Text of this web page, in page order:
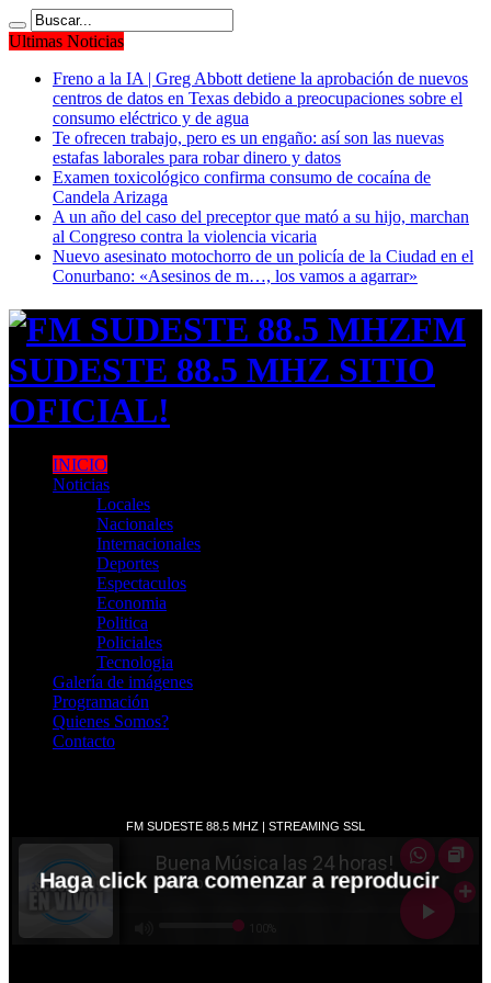
Ultimas Noticias
Freno a la IA | Greg Abbott detiene la aprobación de nuevos
centros de datos en Texas debido a preocupaciones sobre el
consumo eléctrico y de agua
Te ofrecen trabajo, pero es un engaño: así son las nuevas
estafas laborales para robar dinero y datos
Examen toxicológico confirma consumo de cocaína de
Candela Arizaga
A un año del caso del preceptor que mató a su hijo, marchan
al Congreso contra la violencia vicaria
Nuevo asesinato motochorro de un policía de la Ciudad en el
Conurbano: «Asesinos de m…, los vamos a agarrar»
FM
SUDESTE 88.5 MHZ SITIO
OFICIAL!
INICIO
Noticias
Locales
Nacionales
Internacionales
Deportes
Espectaculos
Economia
Politica
Policiales
Tecnologia
Galería de imágenes
Programación
Quienes Somos?
Contacto